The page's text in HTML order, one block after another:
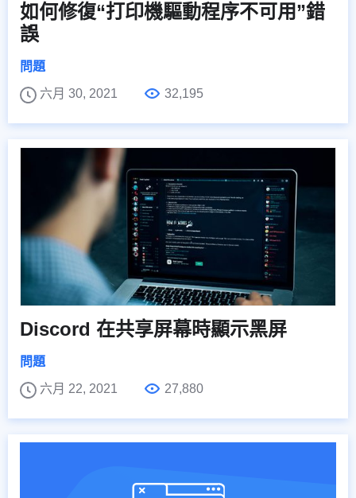
如何修復“打印機驅動程序不可用”錯
誤
問題
六月 30, 2021
32,195
Discord 在共享屏幕時顯示黑屏
問題
六月 22, 2021
27,880